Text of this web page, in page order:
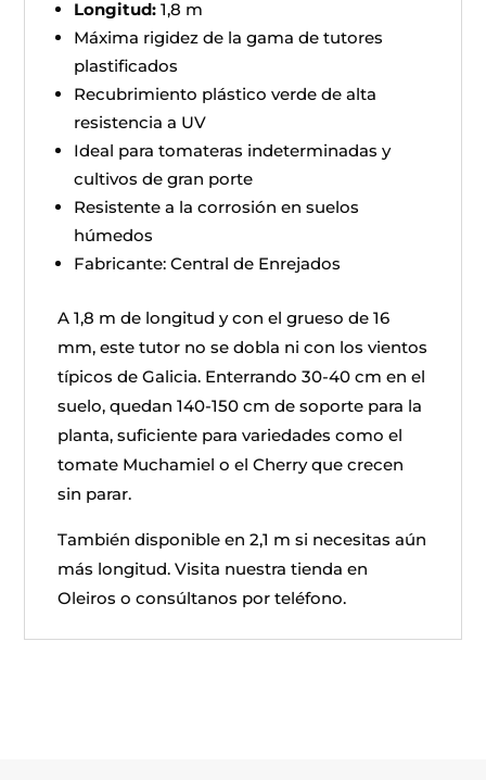
Longitud: 1,8 m
Máxima rigidez de la gama de tutores
plastificados
Recubrimiento plástico verde de alta
resistencia a UV
Ideal para tomateras indeterminadas y
cultivos de gran porte
Resistente a la corrosión en suelos
húmedos
Fabricante: Central de Enrejados
A 1,8 m de longitud y con el grueso de 16
mm, este tutor no se dobla ni con los vientos
típicos de Galicia. Enterrando 30-40 cm en el
suelo, quedan 140-150 cm de soporte para la
planta, suficiente para variedades como el
tomate Muchamiel o el Cherry que crecen
sin parar.
También disponible en 2,1 m si necesitas aún
más longitud. Visita nuestra tienda en
Oleiros o consúltanos por teléfono.